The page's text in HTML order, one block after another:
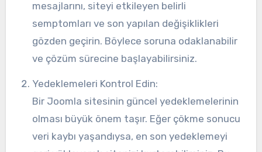
mesajlarını, siteyi etkileyen belirli
semptomları ve son yapılan değişiklikleri
gözden geçirin. Böylece soruna odaklanabilir
ve çözüm sürecine başlayabilirsiniz.
Yedeklemeleri Kontrol Edin:
Bir Joomla sitesinin güncel yedeklemelerinin
olması büyük önem taşır. Eğer çökme sonucu
veri kaybı yaşandıysa, en son yedeklemeyi